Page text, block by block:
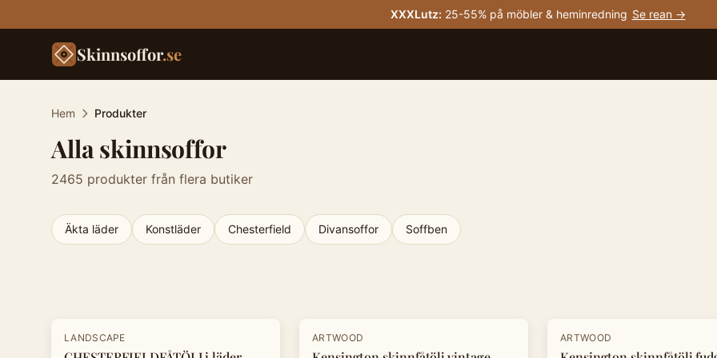
XXXLutz: 25-55% på möbler & heminredning Se rean →
Skinnsoffor.se
Hem Produkter
Alla skinnsoffor
2465 produkter från flera butiker
Äkta läder Konstläder Chesterfield Divansoffor Soffben
- 25%
LANDSCAPE -20%
ARTWOOD -20%
ARTWOOD